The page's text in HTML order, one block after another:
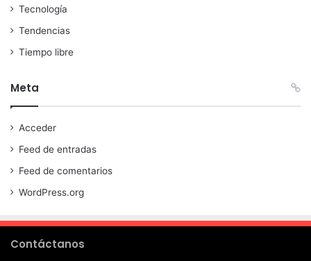
Tecnología
Tendencias
Tiempo libre
Meta
Acceder
Feed de entradas
Feed de comentarios
WordPress.org
Contáctanos